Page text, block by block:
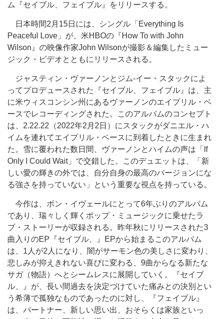
ム『セイブル、フェイブル』をリリースする。
日本時間2月15日には、シングル「Everything Is
Peaceful Love」が、米HBOの『How To with John
Wilson』の映像作家John Wilsonが撮影＆編集したミュー
ジック・ビデオとともにリリースされる。
ジャスティン・ヴァーノンとジム-イー・スタックによ
ってプロデュースされた『セイブル、フェイブル』は、主
に米ウィスコンシン州にあるヴァーノンのエイプリル・ベ
ースでレコーディングされた。このアルバムのコンセプト
は、2.22.22（2022年2月2日）にスタックがダニエル・ハ
イムを連れてエイプリル・ベースに到着したときに生まれ
た。雪に覆われた数日間、ヴァーノンとハイムの声は「If
Only I Could Wait」で交錯した。このデュエットは、「新
しい愛の輝きの外では、自分自身の最高のバージョンにな
る強さを持っていない」という重要な視点を持っている。
今作は、ボン・イヴェールにとって6年ぶりのアルバム
であり、瑞々しく輝くポップ・ミュージックに乗せたラ
ブ・ストーリーが収録される。昨年秋にリリースされた3
曲入りのEP『セイブル、』EPから始まるこのアルバム
は、1人が2人になり、闇がサーモン色の美しさに変わり、
悲しみが抑えきれない喜びに変わる、9曲からなる新たな
サガ（物語）へとシームレスに展開していく。『セイブ
ル、』が、長い間過去を決定づけていた痛みとの決別とい
う希薄で孤独なものであったのに対し、『フェイブル』
は、パートナー、新しい思い出、おそらくは家族といっ